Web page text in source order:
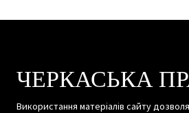
ЧЕРКАСЬКА
Використання матеріалів сайту